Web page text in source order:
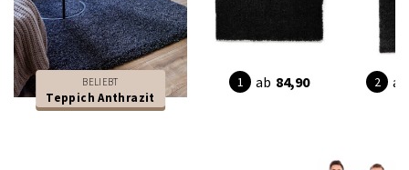
BELIEBT
Teppich Anthrazit
ab 84,90 ab